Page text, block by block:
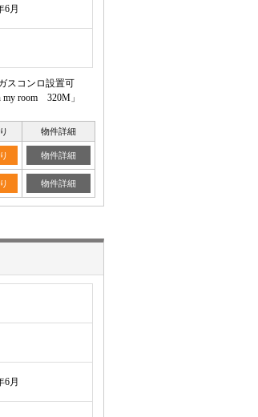
6月
スコンロ設置可
room 320M」
物件詳細
物件詳細
物件詳細
6月